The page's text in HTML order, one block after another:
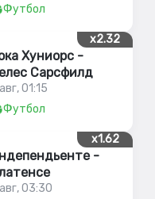
Футбол
x2.32
Хуниорс -
Сарсфилд
01:15
Футбол
x1.62
-
03:30